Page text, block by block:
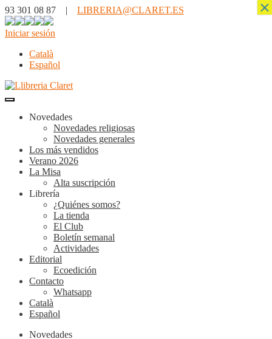
93 301 08 87 | LIBRERIA@CLARET.ES
Iniciar sesión
Català
Español
Novedades
Novedades religiosas
Novedades generales
Los más vendidos
Verano 2026
La Misa
Alta suscripción
Librería
¿Quiénes somos?
La tienda
El Club
Boletín semanal
Actividades
Editorial
Ecoedición
Contacto
Whatsapp
Català
Español
Novedades
×